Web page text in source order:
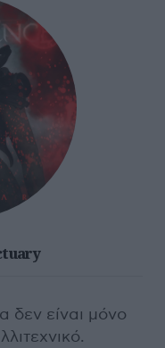
δεν είναι μόνο